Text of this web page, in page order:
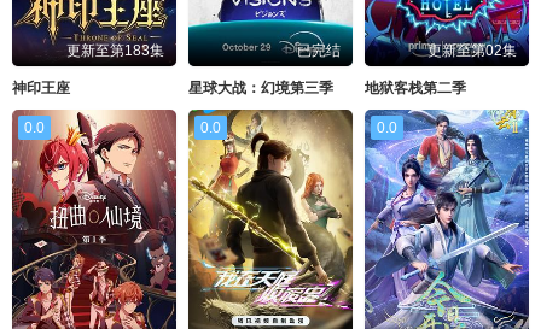
更新至第183集
神印王座
已完结
星球大战：幻境第三季
更新至第02集
地狱客栈第二季
0.0 0.0 0.0